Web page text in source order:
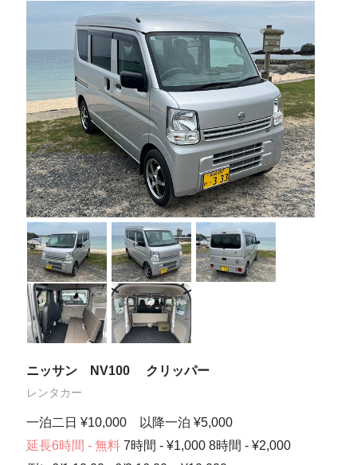
ニッサン NV100 クリッパー
レンタカー
一泊二日 ¥10,000 以降一泊 ¥5,000
延長6時間 - 無料7時間 - ¥1,000 8時間 - ¥2,000